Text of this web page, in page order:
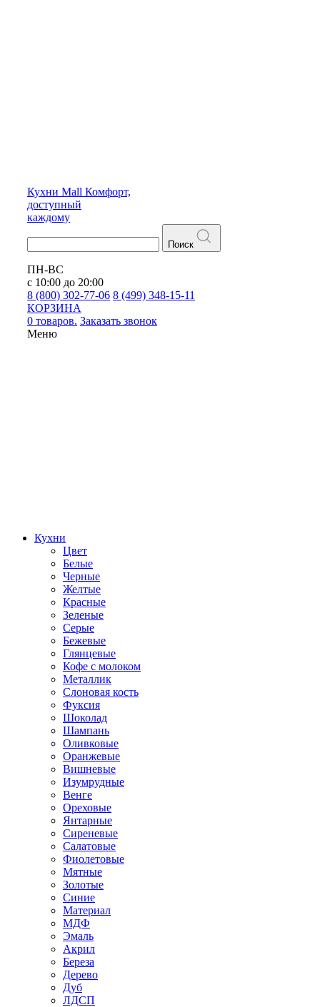
Кухни Mall Комфорт,
доступный
каждому
Поиск
ПН-ВС
с 10:00 до 20:00
8 (800) 302-77-06 8 (499) 348-15-11
КОРЗИНА
0 товаров. Заказать звонок
Меню
Кухни
Цвет
Белые
Черные
Желтые
Красные
Зеленые
Серые
Бежевые
Глянцевые
Кофе с молоком
Металлик
Слоновая кость
Фуксия
Шоколад
Шампань
Оливковые
Оранжевые
Вишневые
Изумрудные
Венге
Ореховые
Янтарные
Сиреневые
Салатовые
Фиолетовые
Мятные
Золотые
Синие
Материал
МДФ
Эмаль
Акрил
Береза
Дерево
Дуб
ЛДСП